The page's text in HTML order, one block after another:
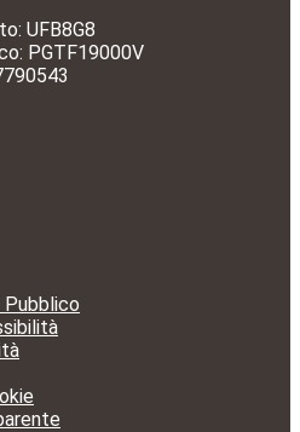
UFB8G8
PGTF19000V
Pubblico